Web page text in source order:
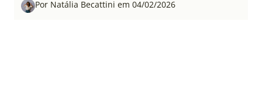
Por Natália Becattini em 04/02/2026